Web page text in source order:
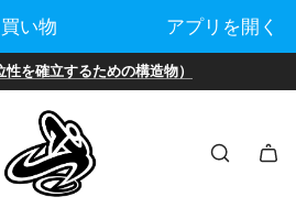
を確立するための構造物）
い物 アプリを開く